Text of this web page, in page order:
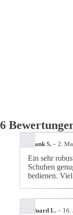
6
Frank S. – 2.
Ein sehr
Schuhen
bedienen.
Eduard L. – 16.